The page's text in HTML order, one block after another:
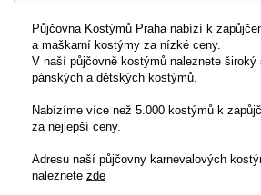
Půjčovna Kostýmů Praha nabízí k
a maškarní kostýmy za nízké ceny.
V naší půjčovně kostýmů naleznete široký
pánských a dětských kostýmů.
Nabízíme více než 5.000 kostýmů k
za nejlepší ceny.
Adresu naší půjčovny karnevalových
naleznete zde